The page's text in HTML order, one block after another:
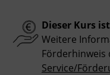
beschreiben.
Dieser Kurs
Weitere
Förderhinweis
Service/